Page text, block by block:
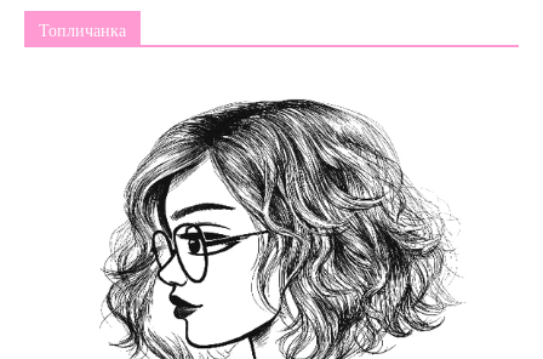
Топличанка